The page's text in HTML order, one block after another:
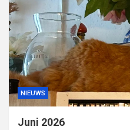
NIEUWS
Juni 2026